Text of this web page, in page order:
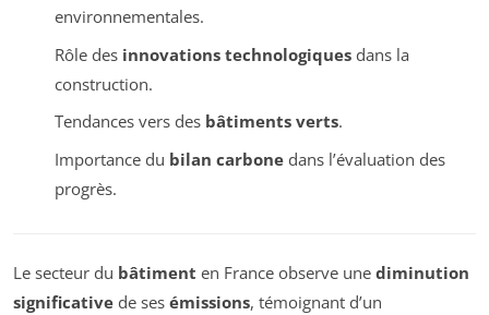
environnementales.
Rôle des innovations technologiquesdans la
construction.
Tendances vers des bâtiments verts.
Importance du bilan carbonedans l’évaluation des
progrès.
Le secteur du bâtiment en France observe une diminution
significative de ses émissions, témoignant d’un